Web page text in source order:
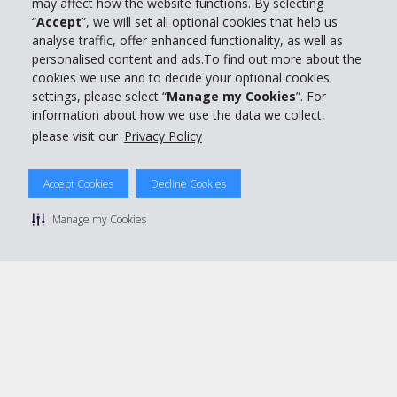
may affect how the website functions. By selecting
“Accept”, we will set all optional cookies that help us
analyse traffic, offer enhanced functionality, as well as
personalised content and ads.To find out more about the
cookies we use and to decide your optional cookies
settings, please select “Manage my Cookies”. For
information about how we use the data we collect,
please visit our Privacy Policy
Accept Cookies Decline Cookies
Manage my Cookies
Support client
Réserver avec Hertz
Politique de confidentialité
Conditions de location
Gérer mes cookies